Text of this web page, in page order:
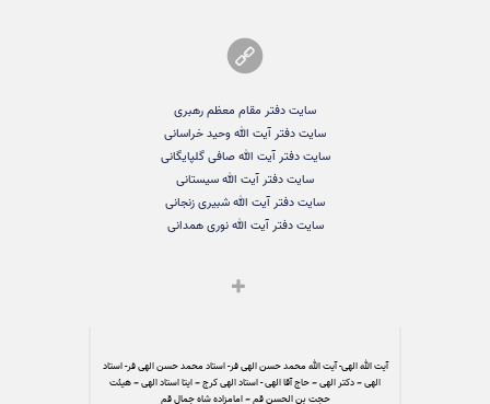
سایت دفتر مقام معظم رهبری
سایت دفتر آیت الله وحید خراسانی
سایت دفتر آیت الله صافی گلپایگانی
سایت دفتر آیت الله سیستانی
سایت دفتر آیت الله شبیری زنجانی
سایت دفتر آیت الله نوری همدانی
آیت الله الهی- آیت الله محمد حسن الهی فر- استاد محمد حسن الهی فر- استاد
الهی – دکتر الهی – حاج آقا الهی - استاد الهی کرج – ایتا استاد الهی – هیئت
حجت بن الحسن قم – امامزاده شاه جمال قم